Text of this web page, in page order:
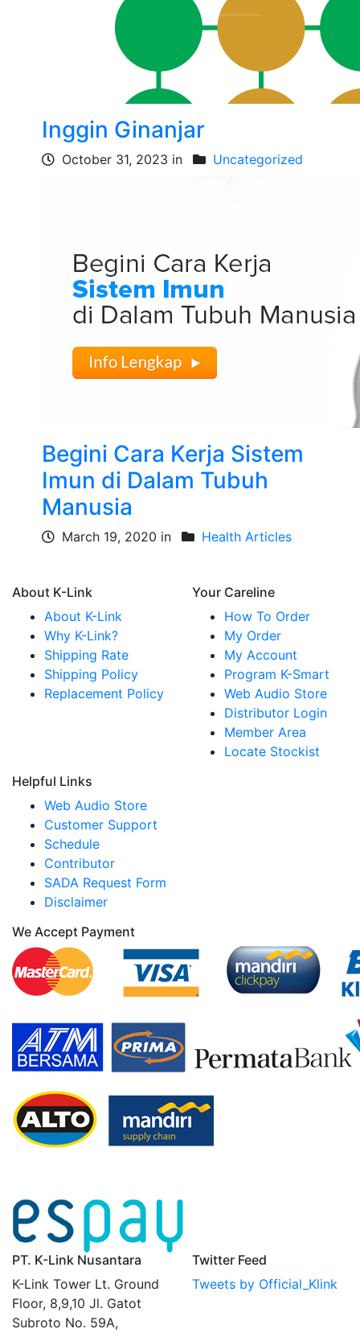
Inggin Ginanjar
October 31, 2023 in Uncategorized
Begini Cara Kerja Sistem
Imun di Dalam Tubuh
Manusia
March 19, 2020 in Health Articles
About K-Link
About K-Link
Why K-Link?
Shipping Rate
Shipping Policy
Replacement Policy
Your Careline
How To Order
My Order
My Account
Program K-Smart
Web Audio Store
Distributor Login
Member Area
Locate Stockist
Helpful Links
Web Audio Store
Customer Support
Schedule
Contributor
SADA Request Form
Disclaimer
We Accept Payment
PT. K-Link Nusantara
K-Link Tower Lt. Ground
Floor, 8,9,10 Jl. Gatot
Subroto No. 59A,
Twitter Feed
Tweets by Official_Klink